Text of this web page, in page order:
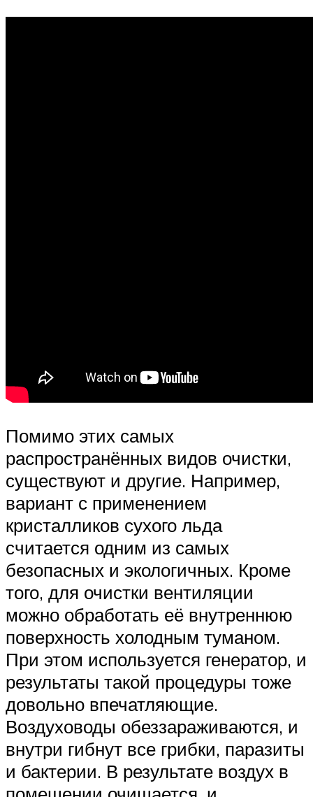
Помимо этих самых
распространённых видов очистки,
существуют и другие. Например,
вариант с применением
кристалликов сухого льда
считается одним из самых
безопасных и экологичных. Кроме
того, для очистки вентиляции
можно обработать её внутреннюю
поверхность холодным туманом.
При этом используется генератор, и
результаты такой процедуры тоже
довольно впечатляющие.
Воздуховоды обеззараживаются, и
внутри гибнут все грибки, паразиты
и бактерии. В результате воздух в